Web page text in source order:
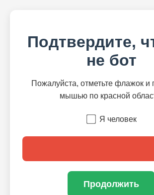
Подтвердите,
не бот
Пожалуйста, отметьте флажок и
мышью по красной
Я человек
Продолжить